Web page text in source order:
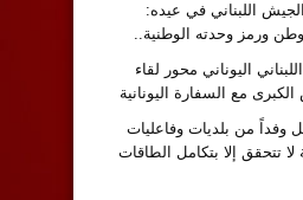
اللبناني في عيده:
ورمز وحدته الوطنية..
اليوناني محور لقاء
مع السفارة اليونانية
وفداً من بلديات وفاعليات
لا تتحقق إلا بتكامل الطاقات